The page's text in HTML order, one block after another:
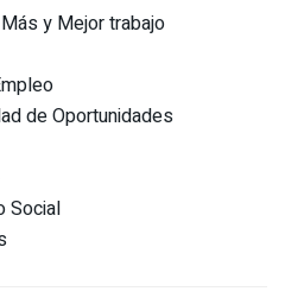
y Mejor trabajo
de Oportunidades
Social